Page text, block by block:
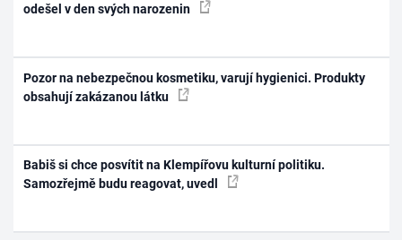
odešel v den svých narozenin
Pozor na nebezpečnou kosmetiku, varují hygienici. Produkty
obsahují zakázanou látku
Babiš si chce posvítit na Klempířovu kulturní politiku.
Samozřejmě budu reagovat, uvedl